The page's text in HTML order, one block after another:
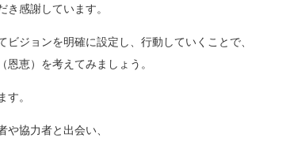
き感謝しています。
ジョンを明確に設定し、行動していくことで、
恵）を考えてみましょう。
す。
や協力者と出会い、